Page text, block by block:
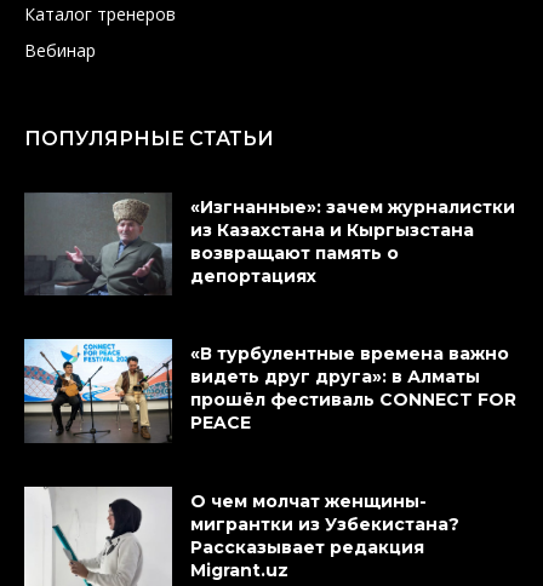
Каталог тренеров
Вебинар
ПОПУЛЯРНЫЕ СТАТЬИ
«Изгнанные»: зачем журналистки
из Казахстана и Кыргызстана
возвращают память о
депортациях
«В турбулентные времена важно
видеть друг друга»: в Алматы
прошёл фестиваль CONNECT FOR
PEACE
О чем молчат женщины-
мигрантки из Узбекистана?
Рассказывает редакция
Migrant.uz